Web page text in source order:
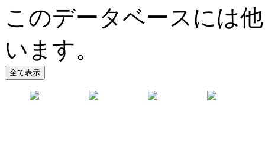
このデータベースには
います。